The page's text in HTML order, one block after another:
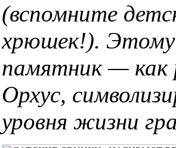
(вспомните
хрюшек!).
памятник — как
Орхус,
уровня жизни